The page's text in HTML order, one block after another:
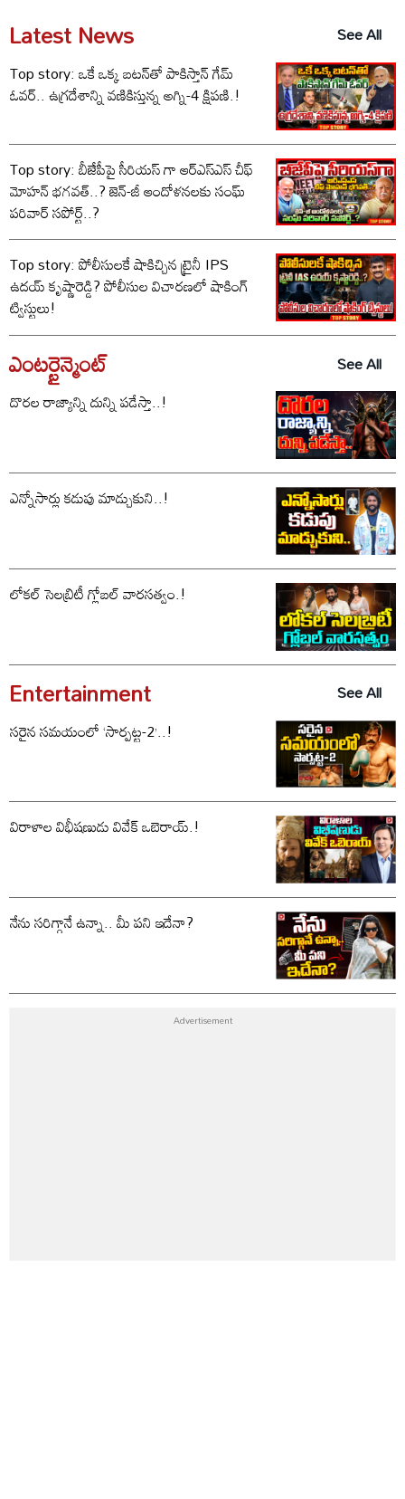
Latest News
See All
Top story: ఒకే ఒక్క బటన్‌తో పాకిస్తాన్ గేమ్
ఓవర్.. ఉగ్రదేశాన్ని వణికిస్తున్న అగ్ని-4 క్షిపణి.!
Top story: బీజేపీపై సీరియస్ గా ఆర్‌ఎస్‌ఎస్ చీఫ్
మోహన్ భగవత్..? జెన్-జీ ఆందోళనలకు సంఘ్
పరివార్ సపోర్ట్..?
Top story: పోలీసులకే షాకిచ్చిన ట్రైనీ IPS
ఉదయ్ కృష్ణారెడ్డి? పోలీసుల విచారణలో షాకింగ్
ట్విస్టులు!
ఎంటర్టైన్మెంట్
See All
దొరల రాజ్యాన్ని దున్ని పడేస్తా..!
ఎన్నోసార్లు కడుపు మాడ్చుకుని..!
లోకల్ సెలబ్రిటీ గ్లోబల్ వారసత్వం.!
Entertainment
See All
సరైన సమయంలో ‘సార్పట్ట-2’..!
విరాళాల విభీషణుడు వివేక్ ఒబెరాయ్.!
నేను సరిగ్గానే ఉన్నా.. మీ పని ఇదేనా?